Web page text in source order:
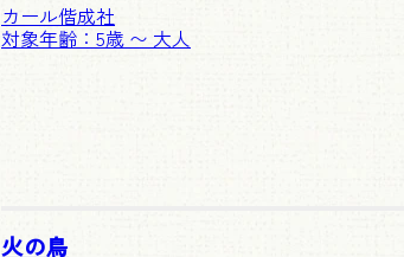
カール偕成社
対象年齢：5歳 〜 大人
火の鳥